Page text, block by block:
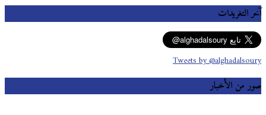
آخر التغريدات
Tweets by @alghadalsoury
صور من الأخبار